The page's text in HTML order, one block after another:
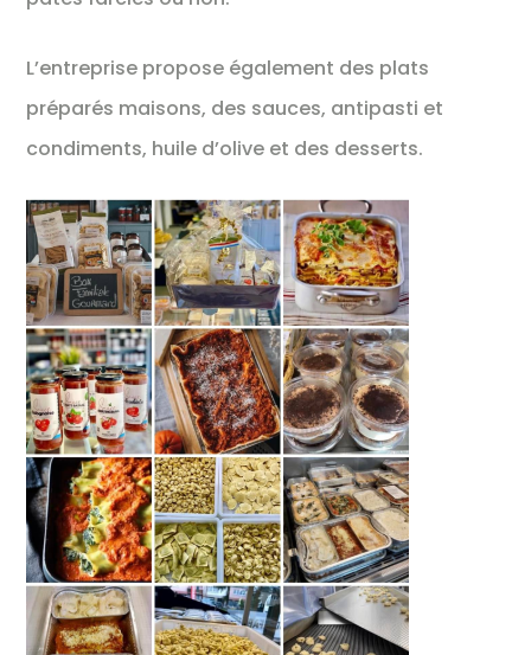
L’entreprise propose également des plats
préparés maisons, des sauces, antipasti et
condiments, huile d’olive et des desserts.